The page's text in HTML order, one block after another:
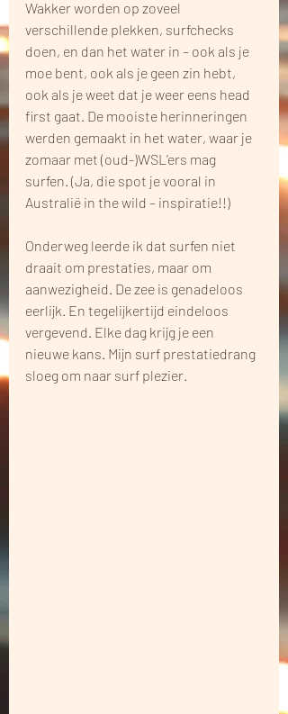
Wakker worden op zoveel
verschillende plekken, surfchecks
doen, en dan het water in – ook als je
moe bent, ook als je geen zin hebt,
ook als je weet dat je weer eens head
first gaat. De mooiste herinneringen
werden gemaakt in het water, waar je
zomaar met (oud-)WSL’ers mag
surfen. (Ja, die spot je vooral in
Australië in the wild – inspiratie!!)
Onderweg leerde ik dat surfen niet
draait om prestaties, maar om
aanwezigheid. De zee is genadeloos
eerlijk. En tegelijkertijd eindeloos
vergevend. Elke dag krijg je een
nieuwe kans. Mijn surf prestatiedrang
sloeg om naar surf plezier.